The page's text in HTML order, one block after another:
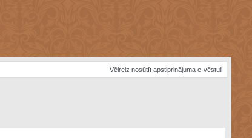
Vēlreiz nosūtīt apstiprinājuma e-vēstuli